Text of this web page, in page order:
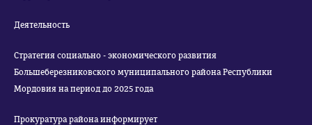
Деятельность
Стратегия социально - экономического развития
Большеберезниковского муниципального района Республики
Мордовия на период до 2025 года
Прокуратура района информирует